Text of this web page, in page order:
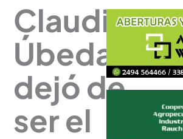
Claudio
Úbeda
dejó de
ser el